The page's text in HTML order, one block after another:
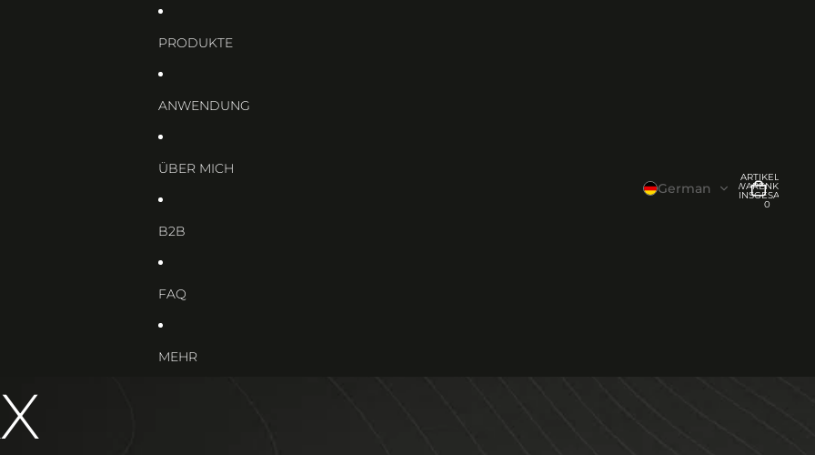
PRODUKTE
ANWENDUNG
ÜBER MICH
B2B
FAQ
MEHR
German
ARTIKEL IM
WARENKORB
INSGESAMT:
0